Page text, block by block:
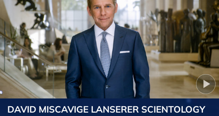
DAVID MISCAVIGE LANSERER SCIENTOLOGY